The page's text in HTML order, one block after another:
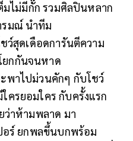
มไม่มีกั๊ก รวมศิลปินหลาก
มณ์ นำทีม
ชว์สุดเดือดการันตีความ
ยกกันจนหาด
พาไปม่วนคักๆ กับโชว์
ครยอมใคร กับครั้งแรก
ว่าห้ามพลาด มา
ปอร์ ยกพลขึ้นบกพร้อม